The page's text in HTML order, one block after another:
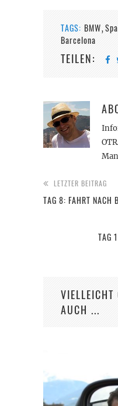
TAGS: BMW,
Barcelona
TEILEN:
LETZTER BEITRAG
TAG 8: FAHRT NACH
TAG
VIELLEICHT
AUCH ...